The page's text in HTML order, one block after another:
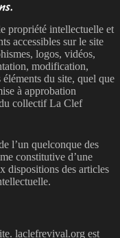
propriété intellectuelle et
accessibles sur le site
logos, vidéos,
modification,
du site, quel que
à approbation
collectif La Clef
l’un quelconque des
constitutive d’une
dispositions des articles
laclefrevival.org est